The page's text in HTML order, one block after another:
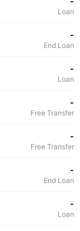
Loan
-
End Loan
-
Loan
-
Free Transfer
-
Free Transfer
-
End Loan
-
Loan